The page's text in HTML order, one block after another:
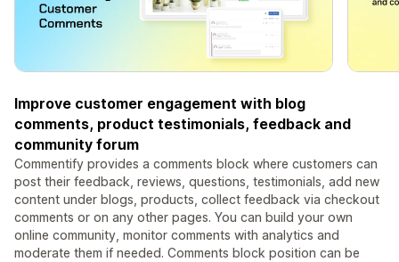
Improve customer engagement with blog
comments, product testimonials, feedback and
community forum
Commentify provides a comments block where customers can
post their feedback, reviews, questions, testimonials, add new
content under blogs, products, collect feedback via checkout
comments or on any other pages. You can build your own
online community, monitor comments with analytics and
moderate them if needed. Comments block position can be